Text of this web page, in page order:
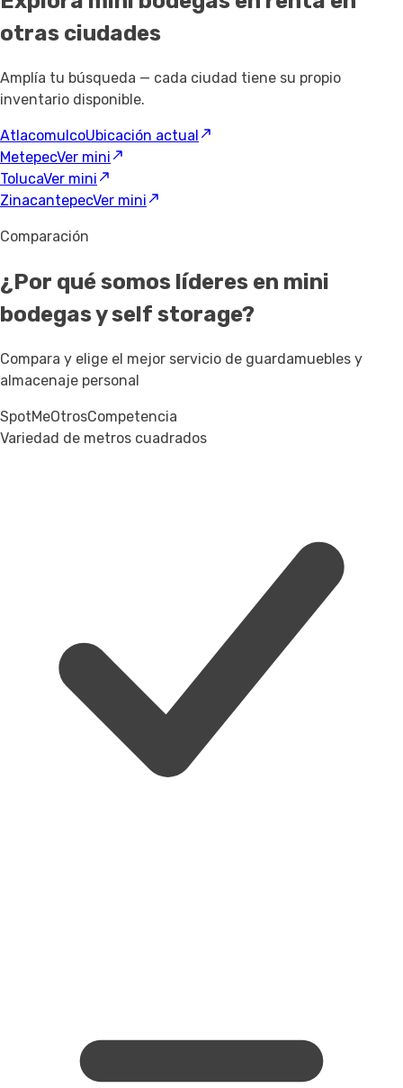
otras ciudades
Amplía tu búsqueda — cada ciudad tiene su propio
inventario disponible.
AtlacomulcoUbicación actual
MetepecVer mini
TolucaVer mini
ZinacantepecVer mini
Comparación
¿Por qué somos líderes en mini
bodegas y self storage?
Compara y elige el mejor servicio de guardamuebles y
almacenaje personal
SpotMeOtrosCompetencia
Variedad de metros cuadrados